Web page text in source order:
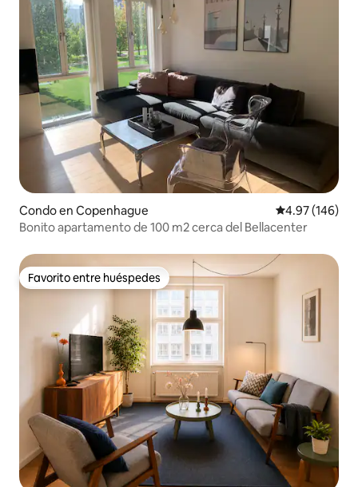
Condo en Copenhague Calificación
4.97 (146)
Bonito apartamento de 100 m2 cerca del Bellacenter
Favorito entre huéspedes
Favorito entre huéspedes